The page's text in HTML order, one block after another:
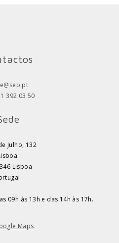
392 03 50
Julho, 132
Lisboa
09h às 13h e das 14h às 17h.
Maps